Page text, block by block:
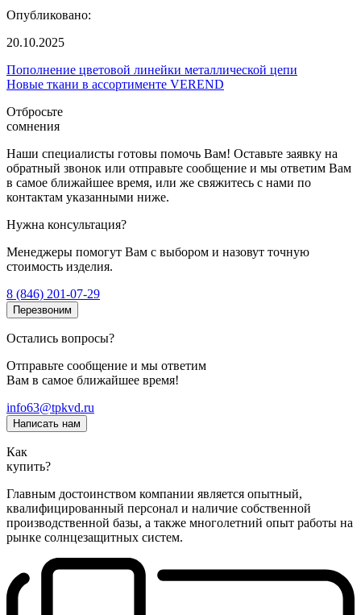
Опубликовано:
20.10.2025
Пополнение цветовой линейки металлической цепи
Новые ткани в ассортименте VEREND
Отбросьте
сомнения
Наши специалисты готовы помочь Вам! Оставьте заявку на
обратный звонок или отправьте сообщение и мы ответим Вам
в самое ближайшее время, или же свяжитесь с нами по
контактам указанными ниже.
Нужна консультация?
Менеджеры помогут Вам с выбором и назовут точную
стоимость изделия.
8 (846) 201-07-29
Перезвоним
Остались вопросы?
Отправьте сообщение и мы ответим
Вам в самое ближайшее время!
info63@tpkvd.ru
Написать нам
Как
купить?
Главным достоинством компании является опытный,
квалифицированный персонал и наличие собственной
производственной базы, а также многолетний опыт работы на
рынке солнцезащитных систем.